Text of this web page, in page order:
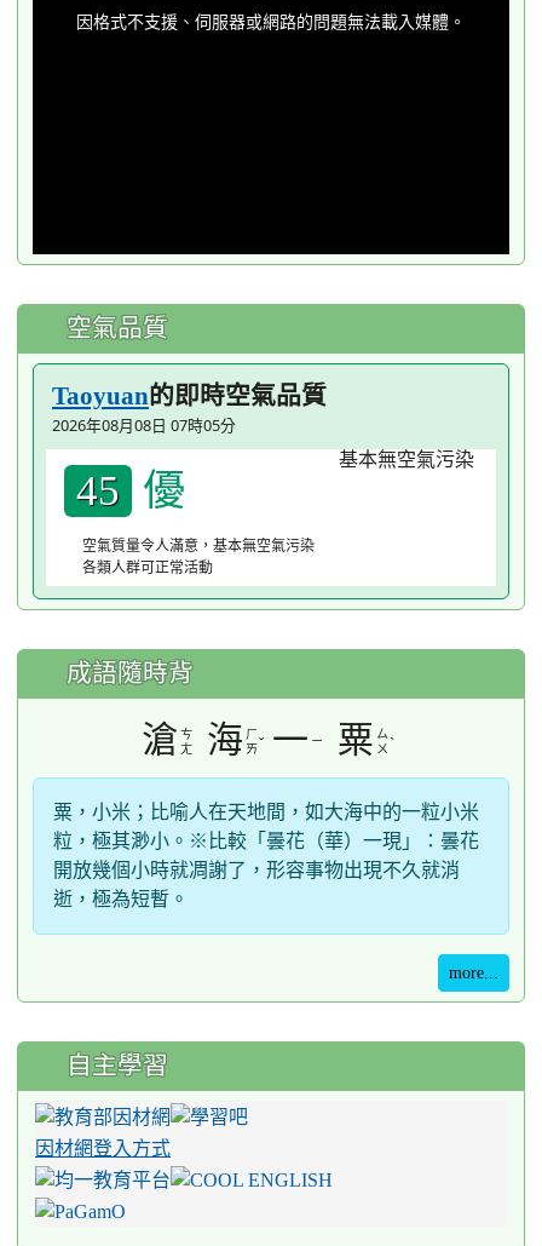
因格式不支援、伺服器或網路的問題無法載入媒體。
空氣品質
Taoyuan的即時空氣品質
2026年08月08日 07時05分
45 優
空氣質量令人滿意，基本無空氣污染
各類人群可正常活動
成語隨時背
滄 ㄘ
ㄤ
海 ㄏ
ㄞˇ 一 ㄧ 粟 ㄙ
ㄨ ˋ
粟，小米；比喻人在天地間，如大海中的一粒小米
粒，極其渺小。※比較「曇花（華）一現」：曇花
開放幾個小時就凋謝了，形容事物出現不久就消
逝，極為短暫。
more...
自主學習
因材網登入方式